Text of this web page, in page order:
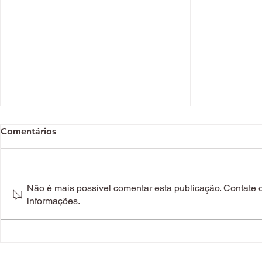
Do Natal à passagem de
Natal em
Comentários
Não é mais possível comentar esta publicação. Contate
informações.